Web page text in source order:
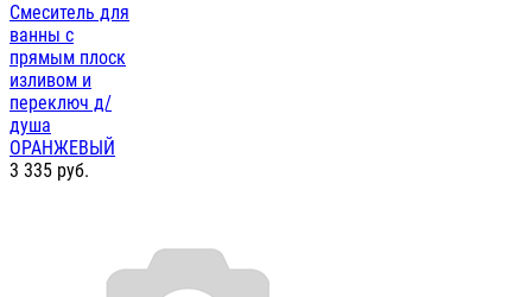
Смеситель для
ванны с
прямым плоск
изливом и
переключ д/
душа
ОРАНЖЕВЫЙ
3 335 руб.